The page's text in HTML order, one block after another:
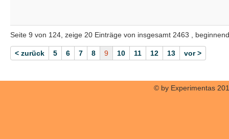
Seite 9 von 124, zeige 20 Einträge von insgesamt 2463 ,
< zurück 5 6 7 8 9 10 11 12 13 vor >
© by Experimentas